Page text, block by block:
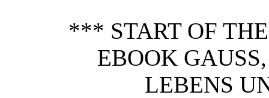
*** START OF
EBOOK
LEBENS